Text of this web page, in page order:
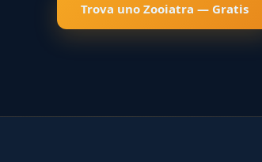
Trova uno Zooiatra — Gratis